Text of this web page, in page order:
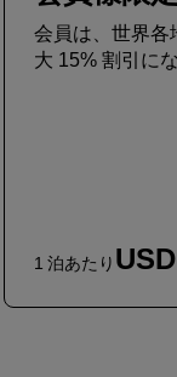
会員は、世界
大 15% 割引に
1 泊あたり